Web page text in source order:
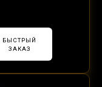
БЫСТРЫЙ
ЗАКАЗ